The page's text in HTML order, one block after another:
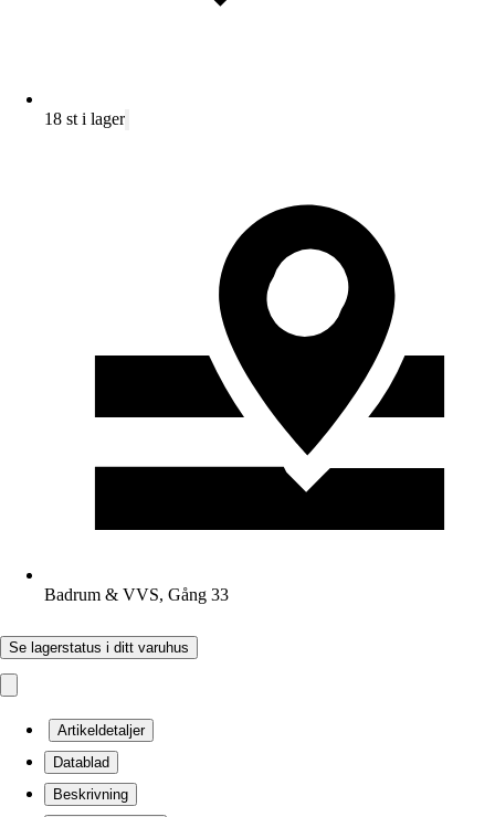
18 st i lager
Badrum & VVS, Gång 33
Se lagerstatus i ditt varuhus
Artikeldetaljer
Datablad
Beskrivning